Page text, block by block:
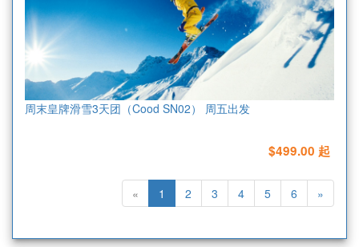
周末皇牌滑雪3天团（Cood SN02） 周五出发
$499.00 起
« 1 2 3 4 5 6 »